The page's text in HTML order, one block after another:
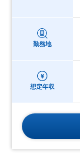
勤務地
想定年収